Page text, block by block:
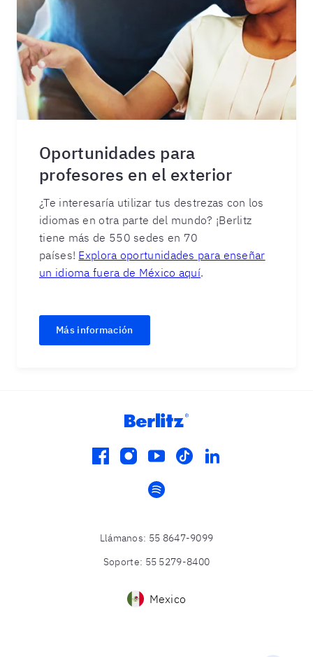
Oportunidades para
profesores en el exterior
¿Te interesaría utilizar tus destrezas con los
idiomas en otra parte del mundo? ¡Berlitz
tiene más de 550 sedes en 70
países! Explora oportunidades para enseñar
un idioma fuera de México aquí.
Más información
facebook
instagram
youtube
tiktoklinkedin
spotify
Llámanos: 55 8647-9099
Soporte: 55 5279-8400
Mexico